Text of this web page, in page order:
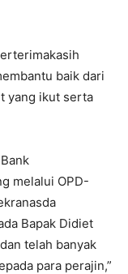
baik dari
yang ikut serta
melalui OPD-
Bapak Didiet
telah banyak
para perajin,”